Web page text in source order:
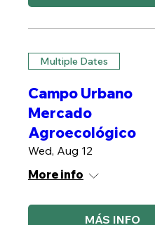
Multiple Dates
Campo Urbano
Mercado
Agroecológico
Wed, Aug 12
More info
MÁS INFO